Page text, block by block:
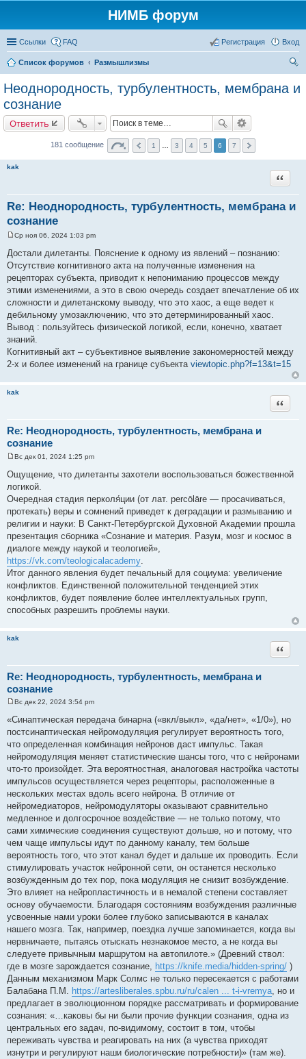
НИМБ форум
Ссылки FAQ Вход
Регистрация
Список форумов
Размышлизмы
ск
Неоднородность, турбулентность, мембрана и
сознание
Ответить
181 сообщение 1 3 4 5 6 7
kak
Re: Неоднородность, турбулентность, мембрана и
сознание
Цитата
о
б
е
н
е
Ср ноя 06, 2024 1:03 pm
Достали дилетанты. Пояснение к одному из явлений – познанию:
Отсутствие когнитивного акта на полученные изменения на
рецепторах субъекта, приводит к непониманию процессов между
этими изменениями, а это в свою очередь создает впечатление об их
сложности и дилетанскому выводу, что это хаос, а еще ведет к
дебильному умозаключению, что это детерминированный хаос.
Вывод : пользуйтесь физической логикой, если, конечно, хватает
знаний.
Когнитивный акт – субъективное выявление закономерностей между
2-х и более изменений на границе субъекта viewtopic.php?f=13&t=15
kak
Re: Неоднородность, турбулентность, мембрана и
сознание
Цитата
о
б
е
н
е
Вс дек 01, 2024 1:25 pm
Ощущение, что дилетанты захотели воспользоваться божественной
логикой.
Очередная стадия перколя́ции (от лат. percōlāre — просачиваться,
протекать) веры и сомнений приведет к деградации и размыванию и
религии и науки: В Санкт-Петербургской Духовной Академии прошла
презентация сборника «Сознание и материя. Разум, мозг и космос в
диалоге между наукой и теологией»,
https://vk.com/teologicalacademy
Итог данного явления будет печальный для социума: увеличение
конфликтов. Единственной положительной тенденцией этих
конфликтов, будет появление более интеллектуальных групп,
способных разрешить проблемы науки.
kak
Re: Неоднородность, турбулентность, мембрана и
сознание
Цитата
о
о
б
е
н
е
Вс дек 22, 2024 3:54 pm
«Синаптическая передача бинарна («вкл/выкл», «да/нет», «1/0»), но
постсинаптическая нейромодуляция регулирует вероятность того,
что определенная комбинация нейронов даст импульс. Такая
нейромодуляция меняет статистические шансы того, что с нейронами
что-то произойдет. Эта вероятностная, аналоговая настройка частоты
импульсов осуществляется через рецепторы, расположенные в
нескольких местах вдоль всего нейрона. В отличие от
нейромедиаторов, нейромодуляторы оказывают сравнительно
медленное и долгосрочное воздействие — не только потому, что
сами химические соединения существуют дольше, но и потому, что
чем чаще импульсы идут по данному каналу, тем больше
вероятность того, что этот канал будет и дальше их проводить. Если
стимулировать участок нейронной сети, он останется несколько
возбужденным до тех пор, пока модуляция не снизит возбуждение.
Это влияет на нейропластичность и в немалой степени составляет
основу обучаемости. Благодаря состояниям возбуждения различные
усвоенные нами уроки более глубоко записываются в каналах
нашего мозга. Так, например, поездка лучше запоминается, когда вы
нервничаете, пытаясь отыскать незнакомое место, а не когда вы
следуете привычным маршрутом на автопилоте.» (Древний ствол:
где в мозге зарождается сознание, https://knife.media/hidden-spring/ )
Данным механизмом Марк Солмс не только пересекается с работами
Балабана П.М. https://artesliberales.spbu.ru/ru/calen ... t-i-vremya, но и
предлагает в эволюционном порядке рассматривать и формирование
сознания: «…каковы бы ни были прочие функции сознания, одна из
центральных его задач, по-видимому, состоит в том, чтобы
переживать чувства и реагировать на них (а чувства приходят
изнутри и регулируют наши биологические потребности)» (там же).